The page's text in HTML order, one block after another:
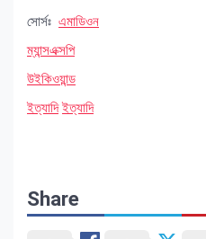
সোর্সঃ এমাডিওন
ম্যান্সএক্সপি
উইকিওয়ান্ড
ইত্যাদি ইত্যাদি
Share